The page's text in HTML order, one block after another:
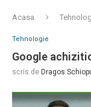
Acasa
Tehnologie
Google
scris de Dragos